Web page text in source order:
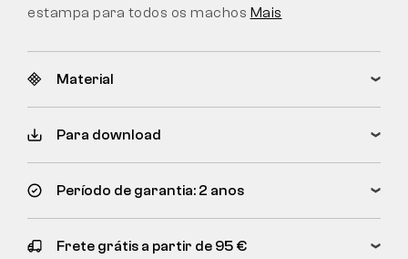
estampa para todos os machos Mais
Material
Para download
Período de garantia: 2 anos
Frete grátis a partir de 95 €